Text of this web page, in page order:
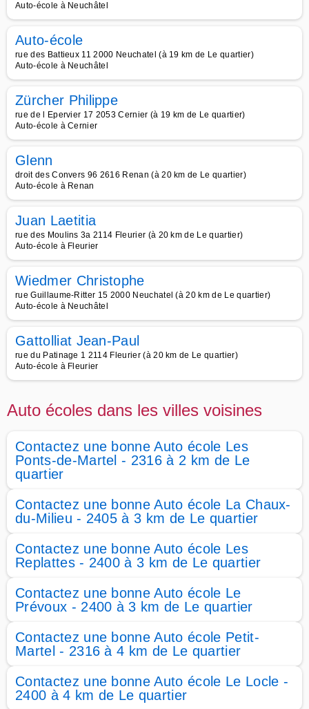
Auto-école à Neuchâtel
Auto-école
rue des Battieux 11 2000 Neuchatel (à 19 km de Le quartier)
Auto-école à Neuchâtel
Zürcher Philippe
rue de l Epervier 17 2053 Cernier (à 19 km de Le quartier)
Auto-école à Cernier
Glenn
droit des Convers 96 2616 Renan (à 20 km de Le quartier)
Auto-école à Renan
Juan Laetitia
rue des Moulins 3a 2114 Fleurier (à 20 km de Le quartier)
Auto-école à Fleurier
Wiedmer Christophe
rue Guillaume-Ritter 15 2000 Neuchatel (à 20 km de Le quartier)
Auto-école à Neuchâtel
Gattolliat Jean-Paul
rue du Patinage 1 2114 Fleurier (à 20 km de Le quartier)
Auto-école à Fleurier
Auto écoles dans les villes voisines
Contactez une bonne Auto école Les
Ponts-de-Martel - 2316 à 2 km de Le
quartier
Contactez une bonne Auto école La Chaux-
du-Milieu - 2405 à 3 km de Le quartier
Contactez une bonne Auto école Les
Replattes - 2400 à 3 km de Le quartier
Contactez une bonne Auto école Le
Prévoux - 2400 à 3 km de Le quartier
Contactez une bonne Auto école Petit-
Martel - 2316 à 4 km de Le quartier
Contactez une bonne Auto école Le Locle -
2400 à 4 km de Le quartier